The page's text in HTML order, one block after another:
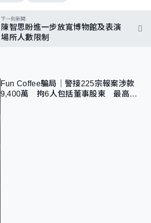
下一則新聞
陳智思盼進一步放寬博物館及表演
場所人數限制
Fun Coffee騙局｜警接225宗報案涉款
9,400萬 拘6人包括董事股東 最高金